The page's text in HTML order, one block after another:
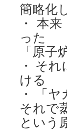
簡略化
・ 本
った
「原
・ そ
ける
・ 「
それで
という